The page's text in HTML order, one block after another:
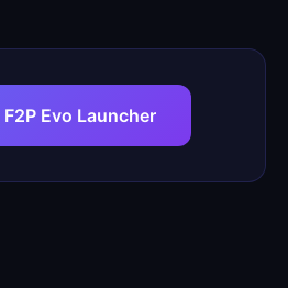
Evo Launcher